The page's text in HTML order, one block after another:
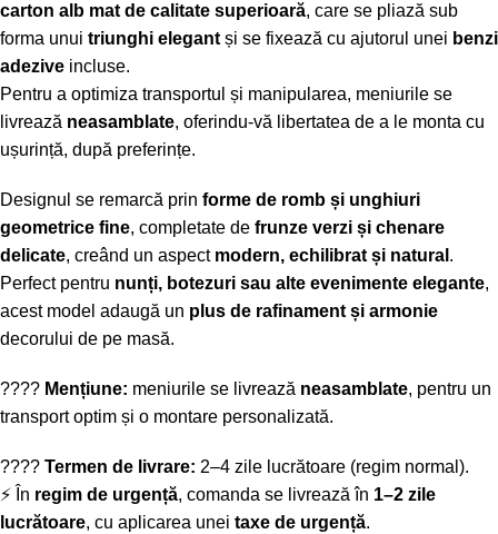
carton alb mat de calitate superioară, care se pliază sub
forma unui triunghi elegant și se fixează cu ajutorul unei benzi
adezive incluse.
Pentru a optimiza transportul și manipularea, meniurile se
livrează neasamblate, oferindu-vă libertatea de a le monta cu
ușurință, după preferințe.
Designul se remarcă prin forme de romb și unghiuri
geometrice fine, completate de frunze verzi și chenare
delicate, creând un aspect modern, echilibrat și natural .
Perfect pentru nunți, botezuri sau alte evenimente elegante,
acest model adaugă un plus de rafinament și armonie
decorului de pe masă.
???? Mențiune: meniurile se livrează neasamblate, pentru un
transport optim și o montare personalizată.
???? Termen de livrare: 2–4 zile lucrătoare (regim normal).
⚡ În regim de urgență, comanda se livrează în 1–2 zile
lucrătoare, cu aplicarea unei taxe de urgență.